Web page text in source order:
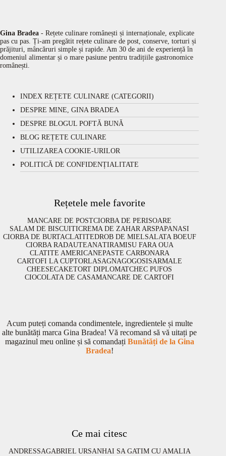
Gina Bradea - Rețete culinare românești și internaționale, explicate
pas cu pas. Ți-am pregătit rețete culinare de post, conserve, torturi și
prăjituri, mâncăruri simple și rapide. Am 30 de ani de experiență în
domeniul alimentar și o mare pasiune pentru tradițiile gastronomice
românești.
INDEX REȚETE CULINARE (CATEGORII)
DESPRE MINE, GINA BRADEA
DESPRE BLOGUL POFTĂ BUNĂ
BLOG REȚETE CULINARE
UTILIZAREA COOKIE-URILOR
POLITICĂ DE CONFIDENȚIALITATE
Rețetele mele favorite
MANCARE DE POSTCIORBA DE PERISOARE
SALAM DE BISCUITICREMA DE ZAHAR ARSPAPANASI
CIORBA DE BURTACLATITEDROB DE MIELSALATA BOEUF
CIORBA RADAUTEANATIRAMISU FARA OUA
CLATITE AMERICANEPASTE CARBONARA
CARTOFI LA CUPTORLASAGNAGOGOSISARMALE
CHEESECAKETORT DIPLOMATCHEC PUFOS
CIOCOLATA DE CASAMANCARE DE CARTOFI
Acum puteți comanda condimentele, ingredientele și multe
alte bunătăți marca Gina Bradea! Vă recomand să vă uitați pe
magazinul meu online și să comandați Bunătăți de la Gina
Bradea!
Ce mai citesc
ANDRESSAGABRIEL URSANHAI SA GATIM CU AMALIA